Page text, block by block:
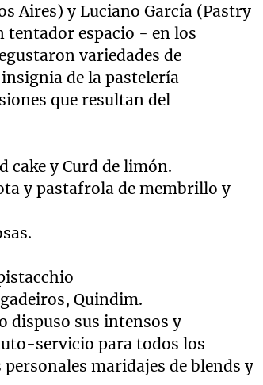
Aires) y Luciano García (Pastry
tentador espacio - en los
variedades de
de la pastelería
que resultan del
cake y Curd de limón.
y pastafrola de membrillo y
Quindim.
dispuso sus intensos y
servicio para todos los
maridajes de blends y